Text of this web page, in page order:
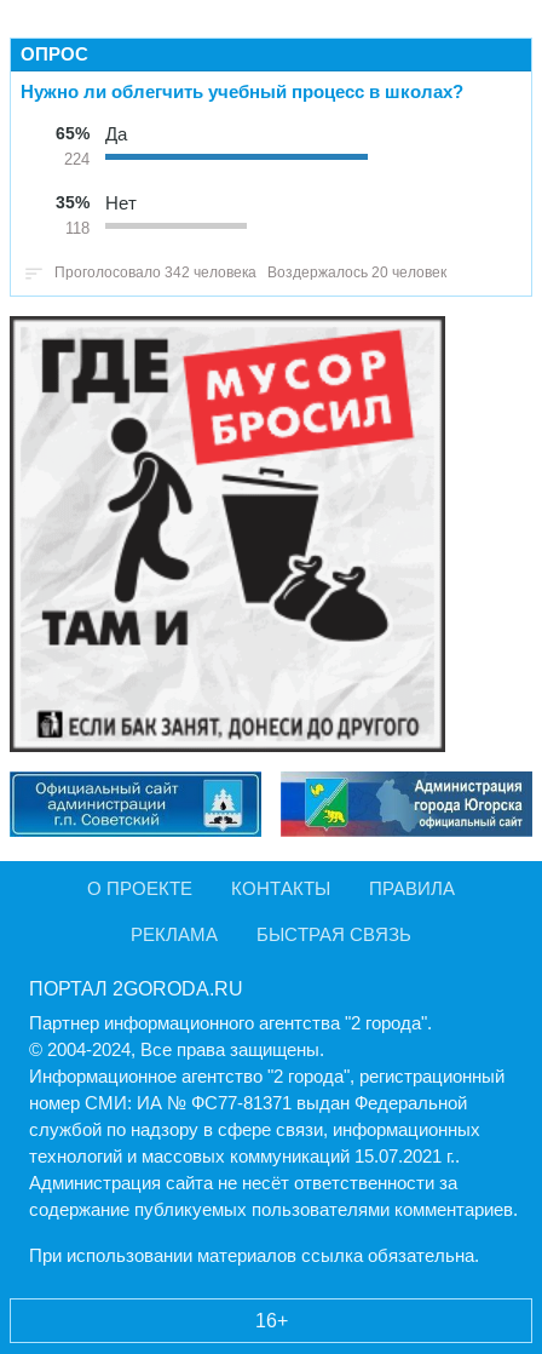
ОПРОС
Нужно ли облегчить учебный процесс в школах?
65%
224
Да
35%
118
Нет
Проголосовало 342 человека Воздержалось 20 человек
О ПРОЕКТЕ КОНТАКТЫ ПРАВИЛА
РЕКЛАМА БЫСТРАЯ СВЯЗЬ
ПОРТАЛ 2GORODA.RU
Партнер информационного агентства "2 города".
© 2004-2024, Все права защищены.
Информационное агентство "2 города", регистрационный
номер СМИ: ИА № ФС77-81371 выдан Федеральной
службой по надзору в сфере связи, информационных
технологий и массовых коммуникаций 15.07.2021 г..
Администрация cайта не несёт ответственности за
содержание публикуемых пользователями комментариев.
При использовании материалов ссылка обязательна.
16+